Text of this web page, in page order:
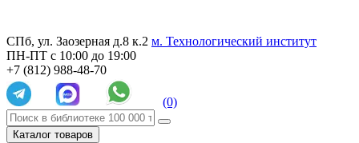
СПб, ул. Заозерная д.8 к.2 м. Технологический институт
ПН-ПТ с 10:00 до 19:00
+7 (812) 988-48-70
(0)
Каталог товаров